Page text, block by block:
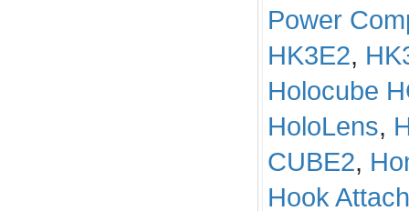
Power
HK3E2,
Holocube
HoloLens,
CUBE2,
Hook